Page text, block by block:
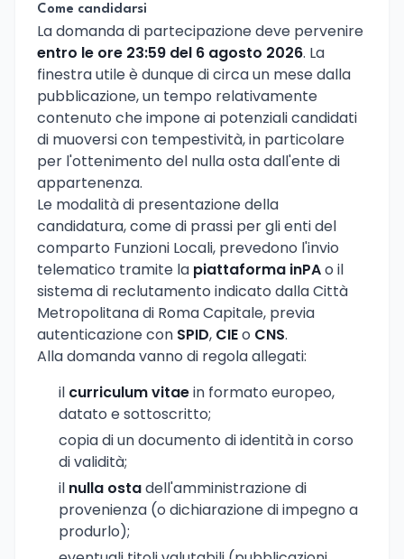
Come candidarsi
La domanda di partecipazione deve pervenire
entro le ore 23:59 del 6 agosto 2026. La
finestra utile è dunque di circa un mese dalla
pubblicazione, un tempo relativamente
contenuto che impone ai potenziali candidati
di muoversi con tempestività, in particolare
per l'ottenimento del nulla osta dall'ente di
appartenenza.
Le modalità di presentazione della
candidatura, come di prassi per gli enti del
comparto Funzioni Locali, prevedono l'invio
telematico tramite la piattaforma inPAo il
sistema di reclutamento indicato dalla Città
Metropolitana di Roma Capitale, previa
autenticazione con SPID, CIEo CNS.
Alla domanda vanno di regola allegati:
il curriculum vitaein formato europeo,
datato e sottoscritto;
copia di un documento di identità in corso
di validità;
il nulla ostadell'amministrazione di
provenienza (o dichiarazione di impegno a
produrlo);